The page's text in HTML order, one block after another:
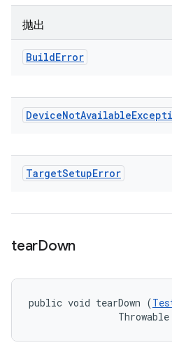
抛出
BuildError
DeviceNotAvailable
TargetSetupError
tearDown
public void tearDown (
Throwable